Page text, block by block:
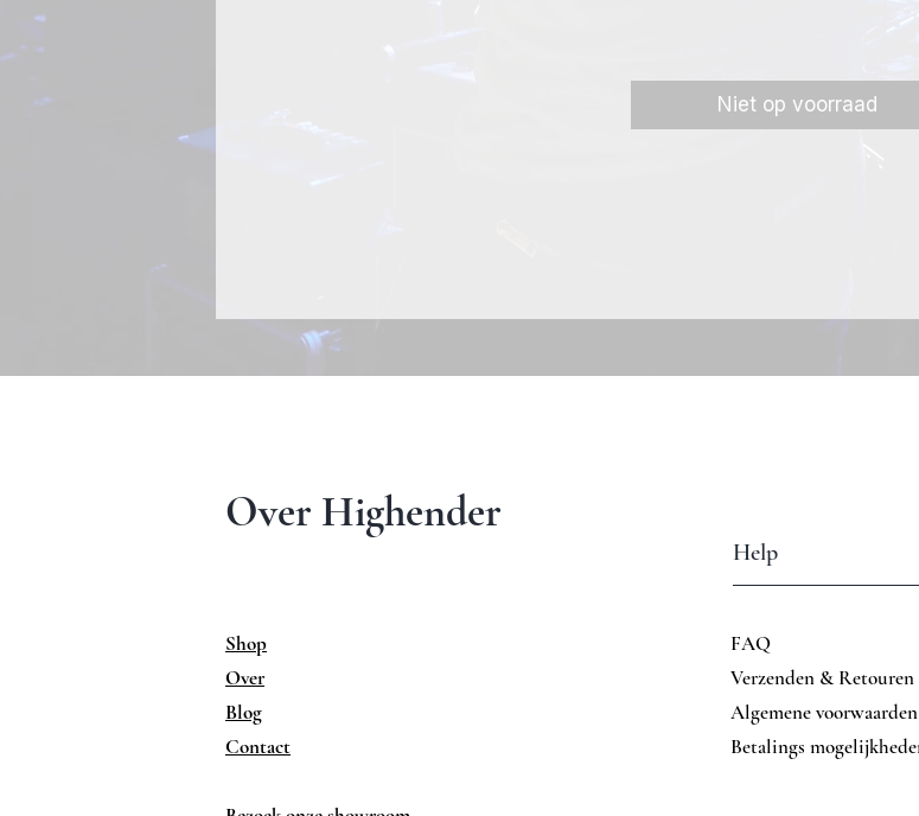
Niet op voorraad
Over Highender
Shop
Over
Blog
Contact
Help
FAQ
Verzenden & Retouren
Algemene voorwaarden
Betalings